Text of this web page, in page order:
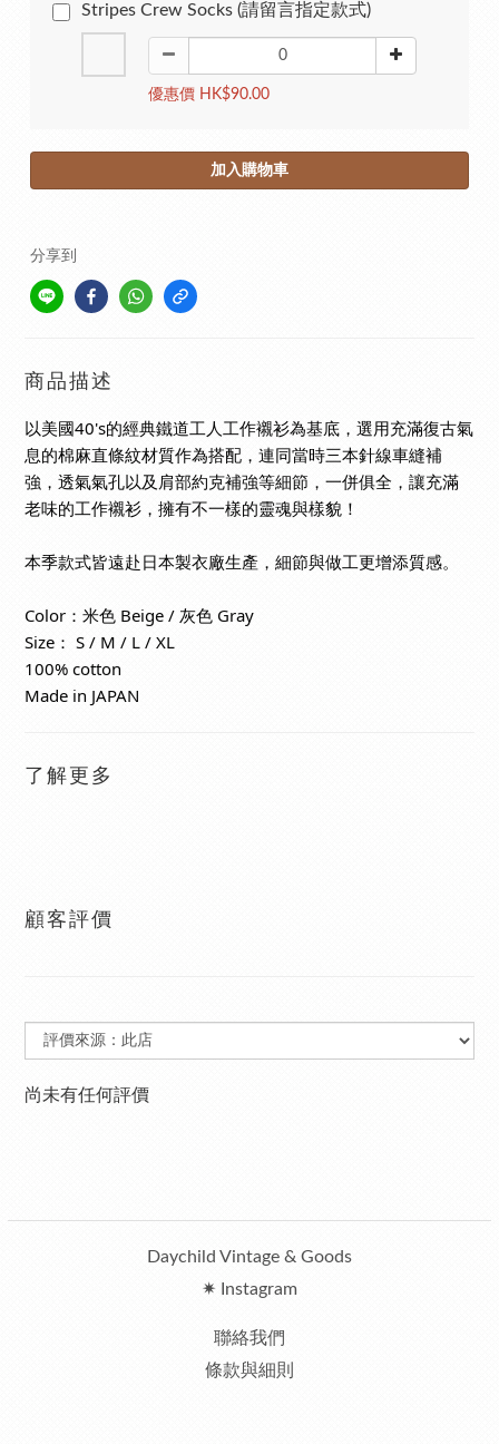
Stripes Crew Socks (請留言指定款式)
優惠價 HK$90.00
加入購物車
分享到
商品描述
以美國40's的經典鐵道工人工作襯衫為基底，選用充滿復古氣
息的棉麻直條紋材質作為搭配，連同當時三本針線車縫補
強，透氣氣孔以及肩部約克補強等細節，一併俱全，讓充滿
老味的工作襯衫，擁有不一樣的靈魂與樣貌！
本季款式皆遠赴日本製衣廠生產，細節與做工更增添質感。
Color：米色 Beige / 灰色 Gray
Size： S / M / L / XL
100% cotton
Made in JAPAN
了解更多
顧客評價
尚未有任何評價
Daychild Vintage & Goods
✷ Instagram
聯絡我們
條款與細則